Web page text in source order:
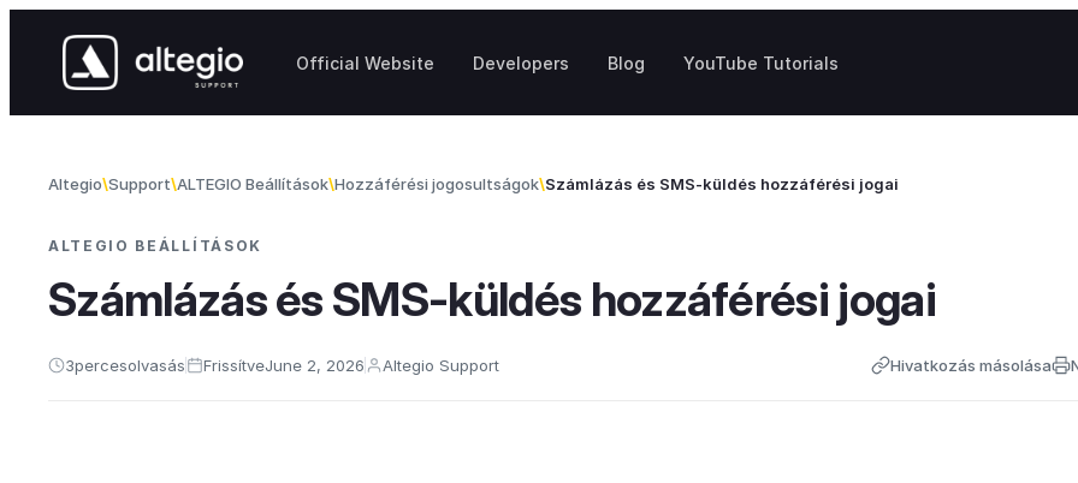
Official Website Developers Blog YouTube Tutorials
Altegio Support ALTEGIO Beállítások Hozzáférési jogosultságok Számlázás és SMS-küldés hozzáférési jogai
ALTEGIO BEÁLLÍTÁSOK
Számlázás és SMS-küldés hozzáférési jogai
3percesolvasás FrissítveJune 2, 2026 Altegio Support Hivatkozás másolása